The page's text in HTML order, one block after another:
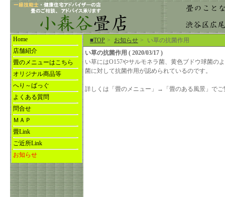
Home
店舗紹介
畳のメニューはこちら
オリジナル商品等
へり～ばっぐ
よくある質問
問合せ
ＭＡＰ
畳Link
ご近所Link
お知らせ
■TOP > お知らせ >
い草の抗菌作用
い草の抗菌作用 ( 2020/03/17 )
い草にはO157やサルモネラ菌、黄色ブドウ球菌の
菌に対して抗菌作用が認められているのです。
詳しくは「畳のメニュー」→「畳のある風景」でご